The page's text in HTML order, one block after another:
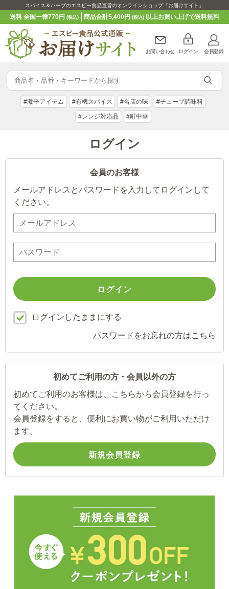
スパイス＆ハーブのエスビー食品直営のオンラインショップ「お届けサイト」
送料 全国一律770円(税込) 商品合計5,400円 (税込)以上お買い上げで送料無料
お問い合わせ ログイン 会員登録
#激辛アイテム #有機スパイス #名店の味 #チューブ調味料
#レンジ対応品 #町中華
ログイン
会員のお客様
メールアドレスとパスワードを入力してログインして
ください。
ログインしたままにする
パスワードをお忘れの方はこちら
初めてご利用の方・会員以外の方
初めてご利用のお客様は、こちらから会員登録を行っ
てください。
会員登録をすると、便利にお買い物がご利用いただけ
ます。